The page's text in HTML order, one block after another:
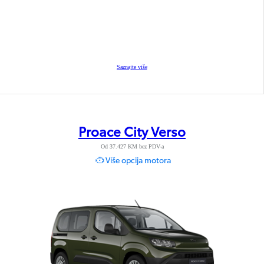
Saznajte više
Proace City Verso
Od 37.427 KM bez PDV-a
Više opcija motora